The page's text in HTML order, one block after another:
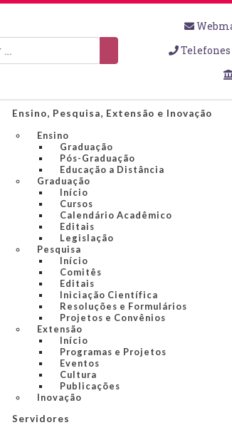
Telefones
Ensino, Pesquisa, Extensão e Inovação
Ensino
Graduação
Pós-Graduação
Educação a Distância
Graduação
Início
Cursos
Calendário Acadêmico
Editais
Legislação
Pesquisa
Início
Comitês
Editais
Iniciação Científica
Resoluções e Formulários
Projetos e Convênios
Extensão
Início
Programas e Projetos
Eventos
Cultura
Publicações
Inovação
Servidores